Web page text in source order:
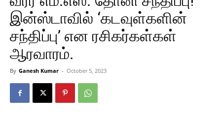
இன்ஸ்டாவில் ‘கடவுள்களின்
சந்திப்பு’ என ரசிகர்கள்கள்
ஆரவாரம்.
By Ganesh Kumar - October 5, 2023